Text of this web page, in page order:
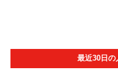
最近30日の